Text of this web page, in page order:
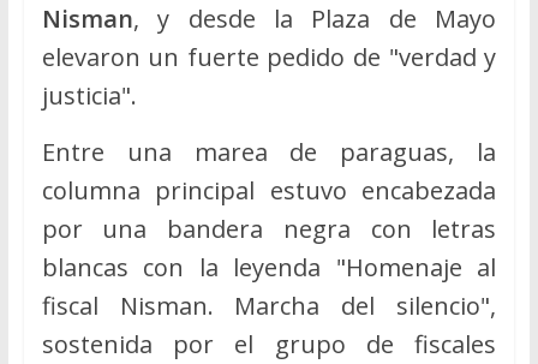
Nisman, y desde la Plaza de Mayo
elevaron un fuerte pedido de "verdad y
justicia".
Entre una marea de paraguas, la
columna principal estuvo encabezada
por una bandera negra con letras
blancas con la leyenda "Homenaje al
fiscal Nisman. Marcha del silencio",
sostenida por el grupo de fiscales